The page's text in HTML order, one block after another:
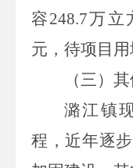
容248.7万立
元，待项目用
（三）
潞江镇
程，近年逐